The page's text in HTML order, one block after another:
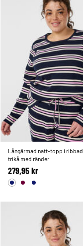
Långärmad natt-topp i ribbad
trikå med ränder
279,95 kr